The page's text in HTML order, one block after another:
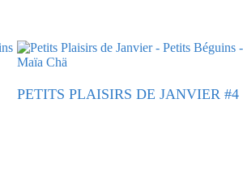
PETITS PLAISIRS DE JANVIER #4